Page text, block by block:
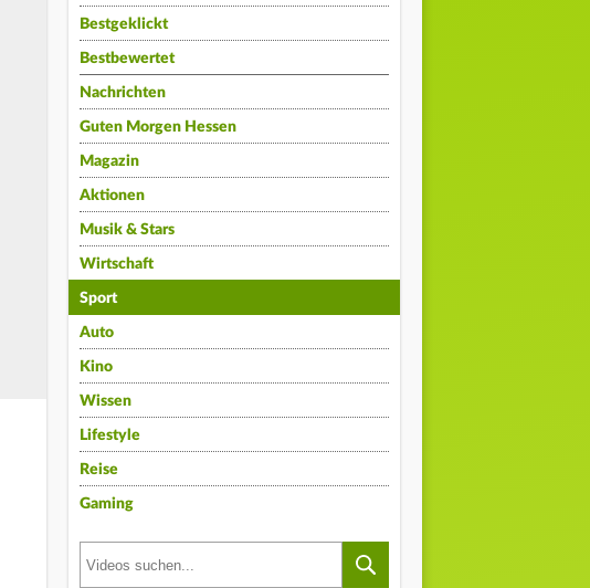
Bestgeklickt
Bestbewertet
Nachrichten
Guten Morgen Hessen
Magazin
Aktionen
Musik & Stars
Wirtschaft
Sport
Auto
Kino
Wissen
Lifestyle
Reise
Gaming